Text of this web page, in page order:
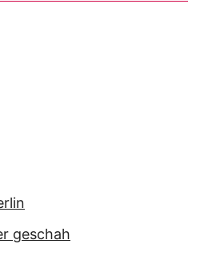
geschah